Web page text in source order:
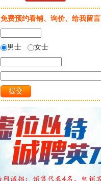
免费预约看铺、询价、给我留言
男士
女士